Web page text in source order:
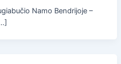
Namo Bendrijoje –